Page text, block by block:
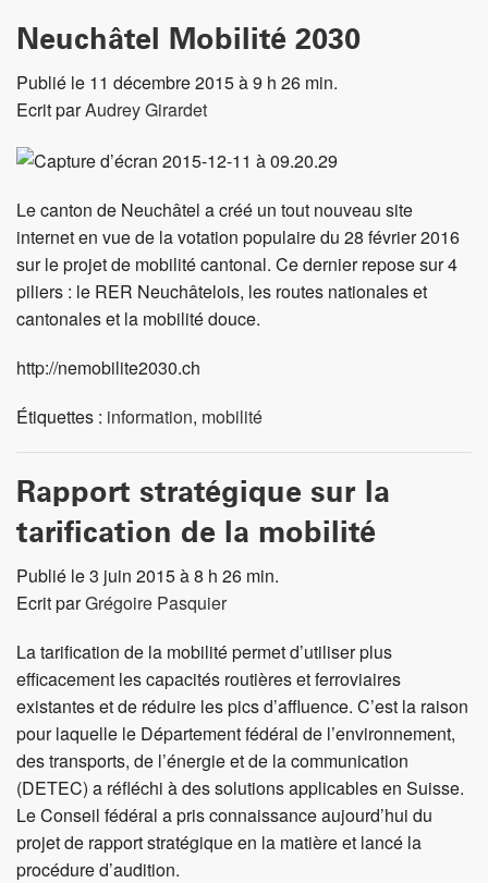
Neuchâtel Mobilité 2030
Publié le 11 décembre 2015 à 9 h 26 min.
Ecrit parAudrey Girardet
Le canton de Neuchâtel a créé un tout nouveau site
internet en vue de la votation populaire du 28 février 2016
sur le projet de mobilité cantonal. Ce dernier repose sur 4
piliers : le RER Neuchâtelois, les routes nationales et
cantonales et la mobilité douce.
http://nemobilite2030.ch
Étiquettes : information, mobilité
Rapport stratégique sur la
tarification de la mobilité
Publié le 3 juin 2015 à 8 h 26 min.
Ecrit parGrégoire Pasquier
La tarification de la mobilité permet d’utiliser plus
efficacement les capacités routières et ferroviaires
existantes et de réduire les pics d’affluence. C’est la raison
pour laquelle le Département fédéral de l’environnement,
des transports, de l’énergie et de la communication
(DETEC) a réfléchi à des solutions applicables en Suisse.
Le Conseil fédéral a pris connaissance aujourd’hui du
projet de rapport stratégique en la matière et lancé la
procédure d’audition.